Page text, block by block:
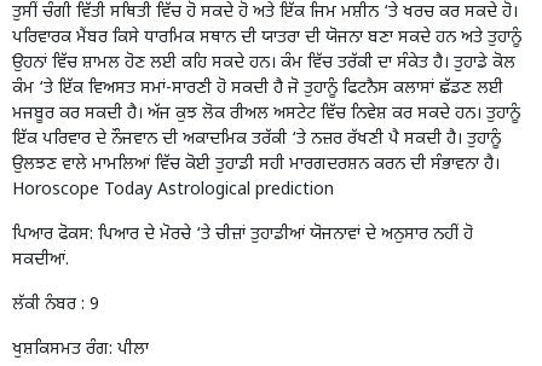
ਤੁਸੀਂ ਚੰਗੀ ਵਿੱਤੀ ਸਥਿਤੀ ਵਿੱਚ ਹੋ ਸਕਦੇ ਹੋ ਅਤੇ ਇੱਕ ਜਿਮ ਮਸ਼ੀਨ ‘ਤੇ ਖਰਚ ਕਰ ਸਕਦੇ ਹੋ।
ਪਰਿਵਾਰਕ ਮੈਂਬਰ ਕਿਸੇ ਧਾਰਮਿਕ ਸਥਾਨ ਦੀ ਯਾਤਰਾ ਦੀ ਯੋਜਨਾ ਬਣਾ ਸਕਦੇ ਹਨ ਅਤੇ ਤੁਹਾਨੂੰ
ਉਹਨਾਂ ਵਿੱਚ ਸ਼ਾਮਲ ਹੋਣ ਲਈ ਕਹਿ ਸਕਦੇ ਹਨ। ਕੰਮ ਵਿੱਚ ਤਰੱਕੀ ਦਾ ਸੰਕੇਤ ਹੈ। ਤੁਹਾਡੇ ਕੋਲ
ਕੰਮ ‘ਤੇ ਇੱਕ ਵਿਅਸਤ ਸਮਾਂ-ਸਾਰਣੀ ਹੋ ਸਕਦੀ ਹੈ ਜੋ ਤੁਹਾਨੂੰ ਫਿਟਨੈਸ ਕਲਾਸਾਂ ਛੱਡਣ ਲਈ
ਮਜਬੂਰ ਕਰ ਸਕਦੀ ਹੈ। ਅੱਜ ਕੁਝ ਲੋਕ ਰੀਅਲ ਅਸਟੇਟ ਵਿੱਚ ਨਿਵੇਸ਼ ਕਰ ਸਕਦੇ ਹਨ। ਤੁਹਾਨੂੰ
ਇੱਕ ਪਰਿਵਾਰ ਦੇ ਨੌਜਵਾਨ ਦੀ ਅਕਾਦਮਿਕ ਤਰੱਕੀ ‘ਤੇ ਨਜ਼ਰ ਰੱਖਣੀ ਪੈ ਸਕਦੀ ਹੈ। ਤੁਹਾਨੂੰ
ਉਲਝਣ ਵਾਲੇ ਮਾਮਲਿਆਂ ਵਿੱਚ ਕੋਈ ਤੁਹਾਡੀ ਸਹੀ ਮਾਰਗਦਰਸ਼ਨ ਕਰਨ ਦੀ ਸੰਭਾਵਨਾ ਹੈ।
Horoscope Today Astrological prediction
ਪਿਆਰ ਫੋਕਸ: ਪਿਆਰ ਦੇ ਮੋਰਚੇ ‘ਤੇ ਚੀਜ਼ਾਂ ਤੁਹਾਡੀਆਂ ਯੋਜਨਾਵਾਂ ਦੇ ਅਨੁਸਾਰ ਨਹੀਂ ਹੋ
ਸਕਦੀਆਂ.
ਲੱਕੀ ਨੰਬਰ : 9
ਖੁਸ਼ਕਿਸਮਤ ਰੰਗ: ਪੀਲਾ